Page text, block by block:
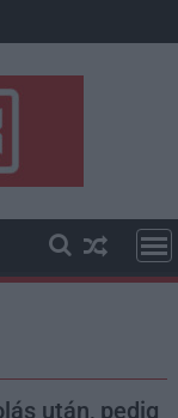
után, pedig